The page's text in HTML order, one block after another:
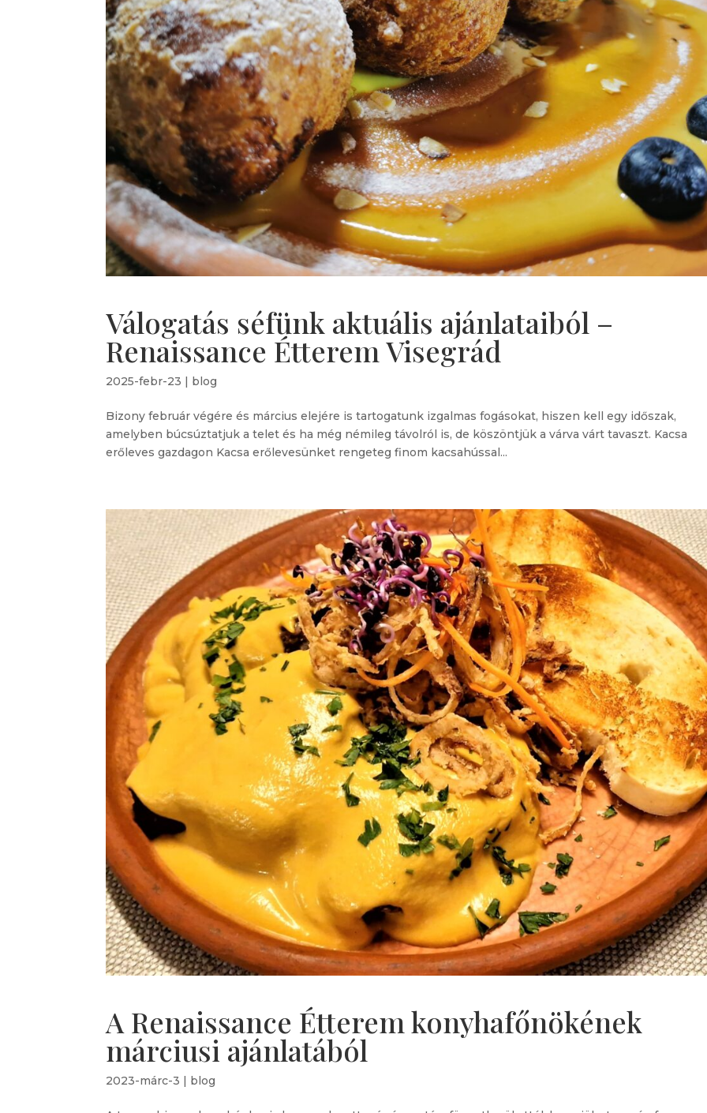
Válogatás séfünk aktuális ajánlataiból –
Renaissance Étterem Visegrád
2025-febr-23 | blog
Bizony február végére és március elejére is tartogatunk izgalmas fogásokat, hiszen kell egy időszak,
amelyben búcsúztatjuk a telet és ha még némileg távolról is, de köszöntjük a várva várt tavaszt. Kacsa
erőleves gazdagon Kacsa erőlevesünket rengeteg finom kacsahússal...
A Renaissance Étterem konyhafőnökének
márciusi ajánlatából
2023-márc-3 | blog